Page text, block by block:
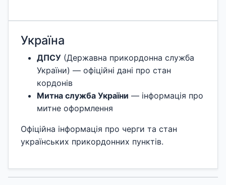
Україна
ДПСУ (Державна прикордонна служба
України) — офіційні дані про стан
кордонів
Митна служба України — інформація про
митне оформлення
Офіційна інформація про черги та стан
українських прикордонних пунктів.